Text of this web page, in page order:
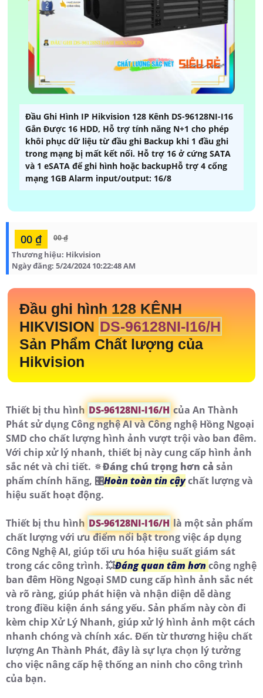
Đầu Ghi Hình IP Hikvision 128 Kênh DS-96128NI-I16
Gắn Được 16 HDD, Hỗ trợ tính năng N+1 cho phép
khôi phục dữ liệu từ đầu ghi Backup khi 1 đầu ghi
trong mạng bị mất kết nối. Hỗ trợ 16 ở cứng SATA
và 1 eSATA để ghi hình hoặc backupHỗ trợ 4 cổng
mạng 1GB Alarm input/output: 16/8
00 ₫ 00 ₫
Thương hiệu: Hikvision
Ngày đăng: 5/24/2024 10:22:48 AM
Đầu ghi hình 128 KÊNH
HIKVISION DS-96128NI-I16/H
Sản Phẩm Chất lượng của
Hikvision
Thiết bị thu hình DS-96128NI-I16/H của An Thành
Phát sử dụng Công nghệ AI và Công nghệ Hồng Ngoại
SMD cho chất lượng hình ảnh vượt trội vào ban đêm.
Với chip xử lý nhanh, thiết bị này cung cấp hình ảnh
sắc nét và chi tiết. 🔅Đáng chú trọng hơn cả sản
phẩm chính hãng, 🎛Hoàn toàn tin cậychất lượng và
hiệu suất hoạt động.
Thiết bị thu hình DS-96128NI-I16/H là một sản phẩm
chất lượng với ưu điểm nổi bật trong việc áp dụng
Công Nghệ AI, giúp tối ưu hóa hiệu suất giám sát
trong các công trình. 💥Đáng quan tâm hơncông nghệ
ban đêm Hồng Ngoại SMD cung cấp hình ảnh sắc nét
và rõ ràng, giúp phát hiện và nhận diện dễ dàng
trong điều kiện ánh sáng yếu. Sản phẩm này còn đi
kèm chip Xử Lý Nhanh, giúp xử lý hình ảnh một cách
nhanh chóng và chính xác. Đến từ thương hiệu chất
lượng An Thành Phát, đây là sự lựa chọn lý tưởng
cho việc nâng cấp hệ thống an ninh cho công trình
của bạn.